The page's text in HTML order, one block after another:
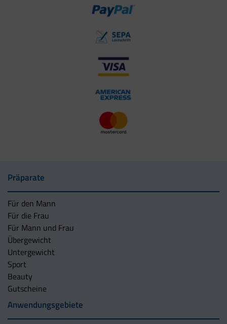
Präparate
Für den Mann
Für die Frau
Für Mann und Frau
Übergewicht
Untergewicht
Sport
Beauty
Gutscheine
Anwendungsgebiete